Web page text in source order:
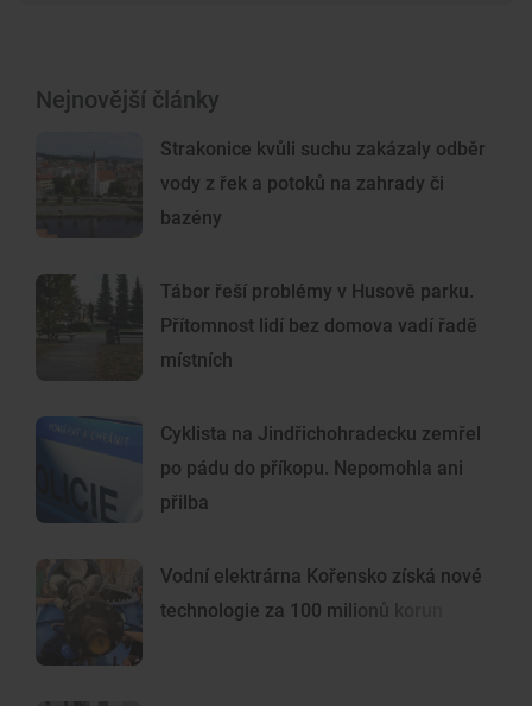
Nejnovější články
Strakonice kvůli suchu zakázaly odběr
vody z řek a potoků na zahrady či
bazény
Tábor řeší problémy v Husově parku.
Přítomnost lidí bez domova vadí řadě
místních
Cyklista na Jindřichohradecku zemřel
po pádu do příkopu. Nepomohla ani
přilba
Vodní elektrárna Kořensko získá nové
technologie za 100 milionů korun